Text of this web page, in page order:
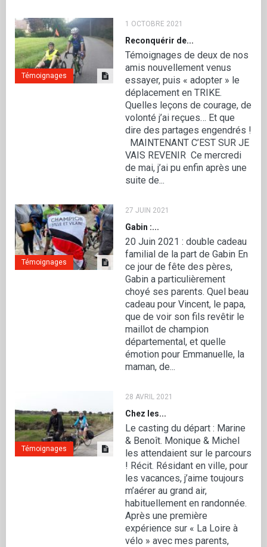
Témoignages
1 OCTOBRE 2021
Reconquérir de...
Témoignages de deux de nos
amis nouvellement venus
essayer, puis « adopter » le
déplacement en TRIKE.
Quelles leçons de courage, de
volonté j’ai reçues… Et que
dire des partages engendrés !
MAINTENANT C’EST SUR JE
VAIS REVENIR Ce mercredi
de mai, j’ai pu enfin après une
suite de...
Témoignages
27 JUIN 2021
Gabin :...
20 Juin 2021 : double cadeau
familial de la part de Gabin En
ce jour de fête des pères,
Gabin a particulièrement
choyé ses parents. Quel beau
cadeau pour Vincent, le papa,
que de voir son fils revêtir le
maillot de champion
départemental, et quelle
émotion pour Emmanuelle, la
maman, de...
Témoignages
28 AVRIL 2021
Chez les...
Le casting du départ : Marine
& Benoît. Monique & Michel
les attendaient sur le parcours
! Récit. Résidant en ville, pour
les vacances, j’aime toujours
m’aérer au grand air,
habituellement en randonnée.
Après une première
expérience sur « La Loire à
vélo » avec mes parents,